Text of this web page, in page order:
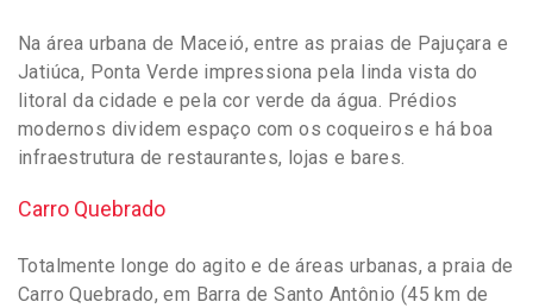
Na área urbana de Maceió, entre as praias de Pajuçara e
Jatiúca, Ponta Verde impressiona pela linda vista do
litoral da cidade e pela cor verde da água. Prédios
modernos dividem espaço com os coqueiros e há boa
infraestrutura de restaurantes, lojas e bares.
Carro Quebrado
Totalmente longe do agito e de áreas urbanas, a praia de
Carro Quebrado, em Barra de Santo Antônio (45 km de